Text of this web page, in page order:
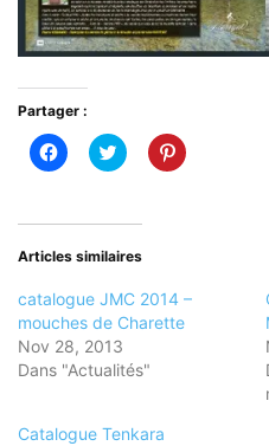
Partager :
Cliquez
pour
dans
nouvelle
Cliquez
pour
dans
nouvelle
Cliquez
pour
Articles similaires
catalogue JMC 2014 –
mouches de Charette
Nov 28, 2013
Dans "Actualités"
Catalogue Tenkara